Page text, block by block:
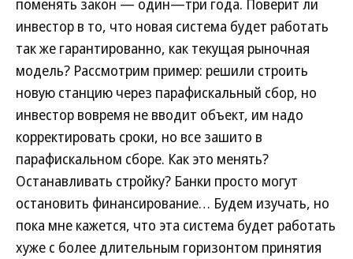
поменять закон — один—три года. Поверит ли
инвестор в то, что новая система будет работать
так же гарантированно, как текущая рыночная
модель? Рассмотрим пример: решили строить
новую станцию через парафискальный сбор, но
инвестор вовремя не вводит объект, им надо
корректировать сроки, но все зашито в
парафискальном сборе. Как это менять?
Останавливать стройку? Банки просто могут
остановить финансирование… Будем изучать, но
пока мне кажется, что эта система будет работать
хуже с более длительным горизонтом принятия